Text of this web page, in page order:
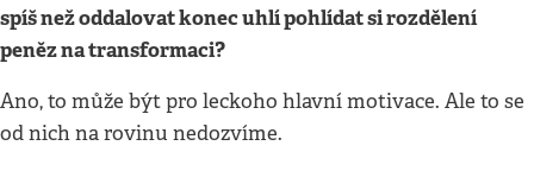
spíš než oddalovat konec uhlí pohlídat si rozdělení
peněz na transformaci?
Ano, to může být pro leckoho hlavní motivace. Ale to se
od nich na rovinu nedozvíme.